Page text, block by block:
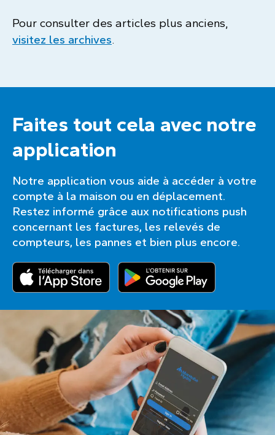
Pour consulter des articles plus anciens,
visitez les archives.
Faites tout cela avec notre
application
Notre application vous aide à accéder à votre
compte à la maison ou en déplacement.
Restez informé grâce aux notifications push
concernant les factures, les relevés de
compteurs, les pannes et bien plus encore.